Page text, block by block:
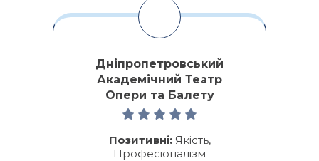
Дніпропетровський
Академічний Театр
Опери та Балету
Позитивні:Якість,
Професіоналізм